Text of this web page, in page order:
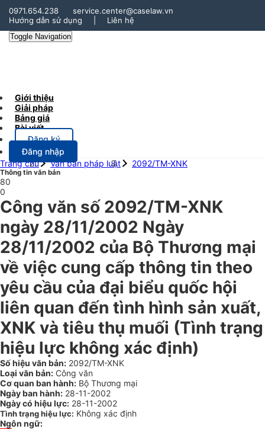
0971.654.238
service.center@caselaw.vn
Hướng dẫn sử dụng
Liên hệ
Toggle Navigation
Giới thiệu
Giải pháp
Bảng giá
Bài viết
Đăng ký
Đăng nhập
Trang chủ
Văn bản pháp luật 2092/TM-XNK
Thông tin văn bản
80
0
Công văn số 2092/TM-XNK
ngày 28/11/2002 Ngày
28/11/2002 của Bộ Thương mại
về việc cung cấp thông tin theo
yêu cầu của đại biểu quốc hội
liên quan đến tình hình sản xuất,
XNK và tiêu thụ muối (Tình trạng
hiệu lực không xác định)
Số hiệu văn bản: 2092/TM-XNK
Loại văn bản: Công văn
Cơ quan ban hành: Bộ Thương mại
Ngày ban hành: 28-11-2002
Ngày có hiệu lực: 28-11-2002
Tình trạng hiệu lực: Không xác định
Ngôn ngữ: